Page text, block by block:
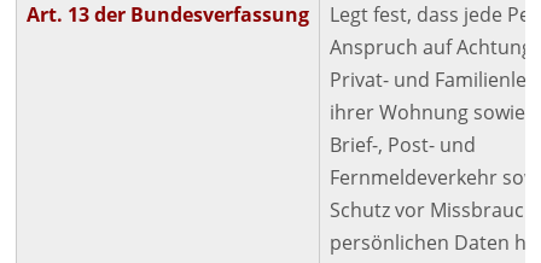
Art. 13 der Bundesverfassung
Legt fest, dass jede
Anspruch auf Achtung
Privat- und
ihrer Wohnung sowie
Brief-, Post- und
Fernmeldeverkehr
Schutz vor
persönlichen Daten